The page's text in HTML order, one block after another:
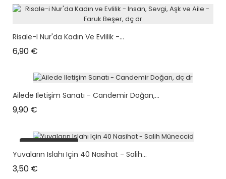
Risale-I Nur'da Kadın Ve Evlilik -...
6,90 €
Ailede Iletişim Sanatı - Candemir Doğan,...
9,90 €
plus en stock
Yuvaların Islahı Için 40 Nasihat - Salih...
3,50 €